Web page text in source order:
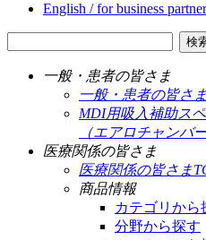
English / for business
検
一般・患者の皆さま
一般・患者の皆さ
MDI用吸入補助ス
（エアロチャンバ
医療関係の皆さま
医療関係の皆さま
商品情報
カテゴリから
分野から探す